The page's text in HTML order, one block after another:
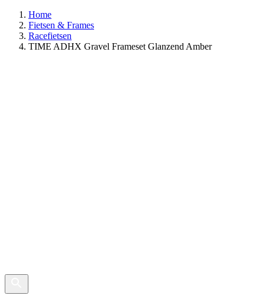
Home
Fietsen & Frames
Racefietsen
TIME ADHX Gravel Frameset Glanzend Amber